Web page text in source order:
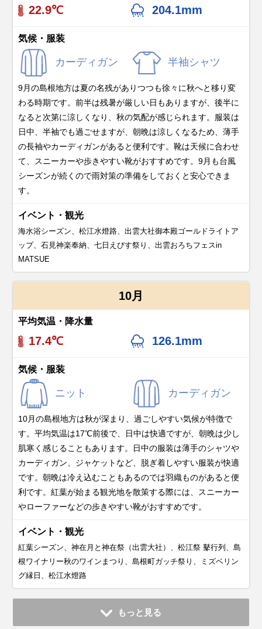
22.9℃ 204.1mm
気候・服装
カーディガン 半袖シャツ
9月の島根地方は夏の名残がありつつも徐々に秋へと移り変
わる時期です。前半は残暑が厳しい日もありますが、後半に
なると次第に涼しくなり、秋の気配が感じられます。服装は
日中、半袖でも過ごせますが、朝晩は涼しくなるため、薄手
の長袖やカーディガンがあると便利です。靴は天候に合わせ
て、スニーカーや歩きやすい靴がおすすめです。 9月も台風
シーズンが続くので雨対策の準備をしておくと安心できま
す。
イベント・観光
海水浴シーズン、松江水燈路、出雲大社御本殿ゴールドライトア
ップ、石見神楽奉納、七日えびす祭り、出雲おろちフェスin
MATSUE
10月
平均気温・降水量
17.4℃ 126.1mm
気候・服装
ニット カーディガン
10月の島根地方は秋が深まり、過ごしやすい気候が特徴で
す。平均気温は17℃前後で、日中は快適ですが、朝晩は少し
肌寒く感じることもあります。日中の服装は薄手のシャツや
カーディガン、ジャケットなど、脱ぎ着しやすい服装が快適
です。 朝晩は冷え込むこともあるのでは羽織ものがあると便
利です。紅葉が始まる観光地を散策する際には、スニーカー
やローファーなどの歩きやすい靴がおすすめです。
イベント・観光
紅葉シーズン、神在月と神在祭（出雲大社）、松江祭 鼕行列、島
根ワイナリー秋のワインまつり、島根町ガッチ祭り、ミズベリン
グ縁日、松江水燈路
11月
平均気温・降水量
12月
平均気温・降水量
1月
平均気温・降水量
2月
平均気温・降水量
3月
平均気温・降水量
4月
平均気温・降水量
5月
平均気温・降水量
6月
平均気温・降水量
7月
平均気温・降水量
もっと見る